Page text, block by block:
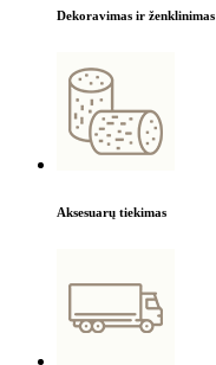
Dekoravimas ir ženklinimas
Aksesuarų tiekimas